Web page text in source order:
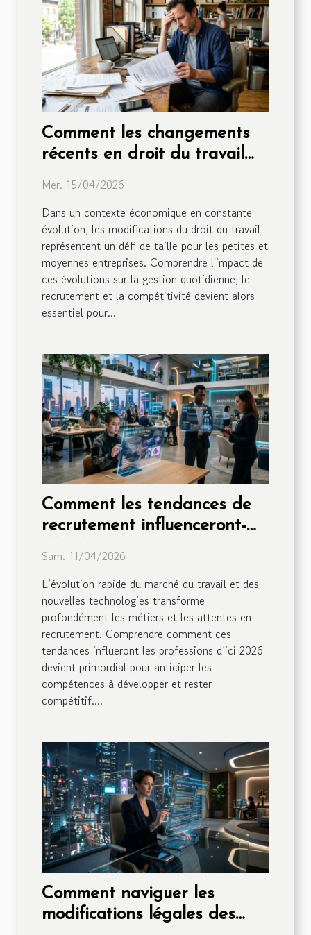
Comment les changements
récents en droit du travail
Mer. 15/04/2026
Dans un contexte économique en constante
évolution, les modifications du droit du travail
représentent un défi de taille pour les petites et
moyennes entreprises. Comprendre l'impact de
ces évolutions sur la gestion quotidienne, le
recrutement et la compétitivité devient alors
essentiel pour...
Comment les tendances de
recrutement influenceront-
elles les métiers en 2026 ?
Sam. 11/04/2026
L’évolution rapide du marché du travail et des
nouvelles technologies transforme
profondément les métiers et les attentes en
recrutement. Comprendre comment ces
tendances influeront les professions d’ici 2026
devient primordial pour anticiper les
compétences à développer et rester
compétitif....
Comment naviguer les
modifications légales des